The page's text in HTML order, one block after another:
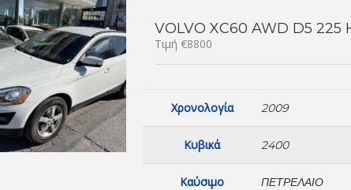
VOLVO XC60 AWD D5 225
Τιμή €8800
Χρονολογία 2009
Κυβικά 2400
Καύσιμο ΠΕΤΡΈΛΑΙΟ